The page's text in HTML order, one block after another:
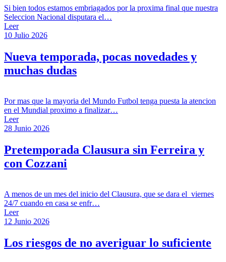
Si bien todos estamos embriagados por la proxima final que nuestra
Seleccion Nacional disputara el…
Leer
10 Julio 2026
Nueva temporada, pocas novedades y
muchas dudas
Por mas que la mayoria del Mundo Futbol tenga puesta la atencion
en el Mundial proximo a finalizar…
Leer
28 Junio 2026
Pretemporada Clausura sin Ferreira y
con Cozzani
A menos de un mes del inicio del Clausura, que se dara el viernes
24/7 cuando en casa se enfr…
Leer
12 Junio 2026
Los riesgos de no averiguar lo suficiente